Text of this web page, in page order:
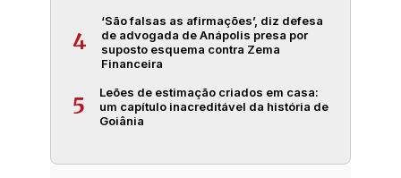
4
‘São falsas as afirmações’, diz defesa
de advogada de Anápolis presa por
suposto esquema contra Zema
Financeira
5
Leões de estimação criados em casa:
um capítulo inacreditável da história de
Goiânia